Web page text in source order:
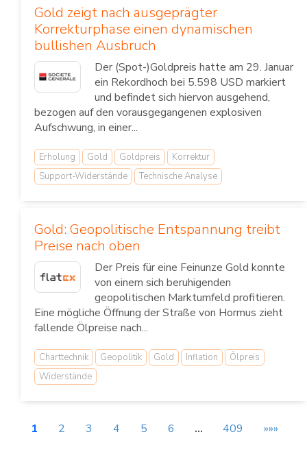
Gold zeigt nach ausgeprägter
Korrekturphase einen dynamischen
bullishen Ausbruch
Der (Spot-)Goldpreis hatte am 29. Januar
ein Rekordhoch bei 5.598 USD markiert
und befindet sich hiervon ausgehend,
bezogen auf den vorausgegangenen explosiven
Aufschwung, in einer...
Erholung Gold Goldpreis
Korrektur
Support-Widerstände
Technische Analyse
Gold: Geopolitische Entspannung treibt
Preise nach oben
Der Preis für eine Feinunze Gold konnte
von einem sich beruhigenden
geopolitischen Marktumfeld profitieren.
Eine mögliche Öffnung der Straße von Hormus zieht
fallende Ölpreise nach...
Charttechnik Geopolitik Gold Inflation
Ölpreis
Widerstände
1 2 3 4 5 6 … 409 »»»